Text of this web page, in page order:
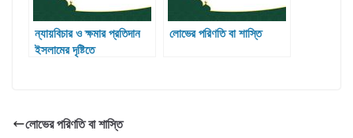
ন্যায়বিচার ও ক্ষমার প্রতিদান
ইসলামের দৃষ্টিতে
লোভের পরিণতি বা শাস্তি
লোভের পরিণতি বা শাস্তি